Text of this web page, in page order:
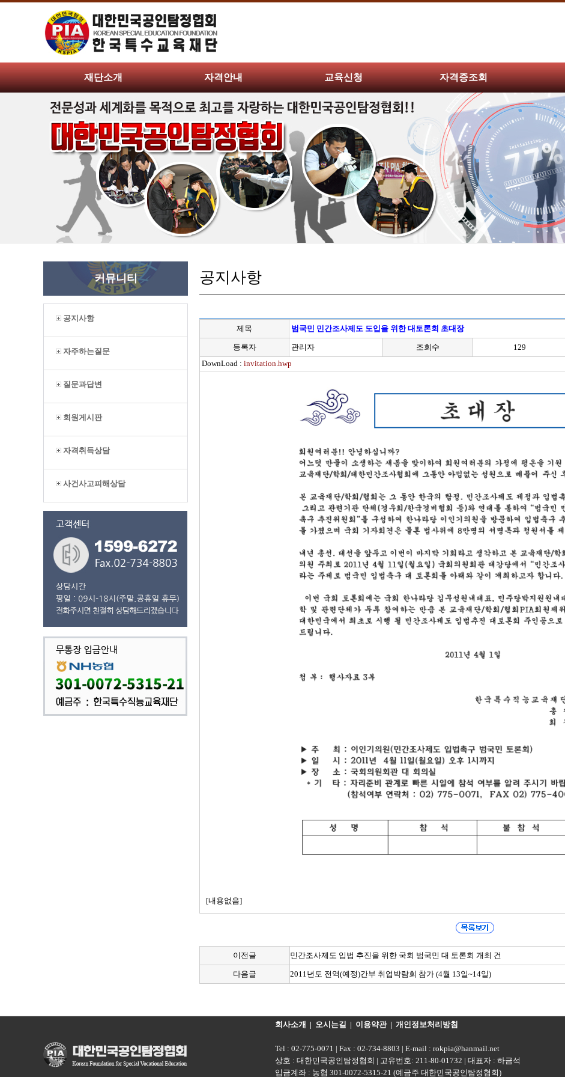
재단소개 자격안내 교육신청 자격증조회
커뮤니티
공지사항
자주하는질문
질문과답변
회원게시판
자격취득상담
사건사고피해상담
공지사항
제목 범국민 민간조사제도 도입을 위한 대토론회 초대장
등록자 관리자 조회수 129
DownLoad : invitation.hwp
[내용없음]
이전글 민간조사제도 입법 추진을 위한 국회 범국민 대 토론회 개최 건
다음글 2011년도 전역(예정)간부 취업박람회 참가 (4월 13일~14일)
회사소개 | 오시는길 | 이용약관| 개인정보처리방침
Tel : 02-775-0071 | Fax : 02-734-8803 | E-mail : rokpia@hanmail.net
상호 : 대한민국공인탐정협회 | 고유번호: 211-80-01732 | 대표자 : 하금석
입금계좌 : 농협 301-0072-5315-21 (예금주 대한민국공인탐정협회)